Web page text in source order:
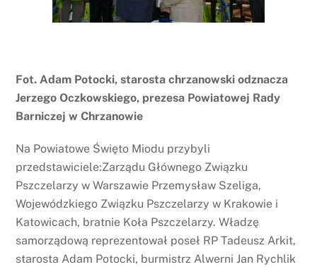
Fot. Adam Potocki, starosta chrzanowski odznacza
Jerzego Oczkowskiego, prezesa Powiatowej Rady
Barniczej w Chrzanowie
Na Powiatowe Święto Miodu przybyli
przedstawiciele:Zarządu Głównego Związku
Pszczelarzy w Warszawie Przemysław Szeliga,
Wojewódzkiego Związku Pszczelarzy w Krakowie i
Katowicach, bratnie Koła Pszczelarzy. Władzę
samorządową reprezentował poseł RP Tadeusz Arkit,
starosta Adam Potocki, burmistrz Alwerni Jan Rychlik